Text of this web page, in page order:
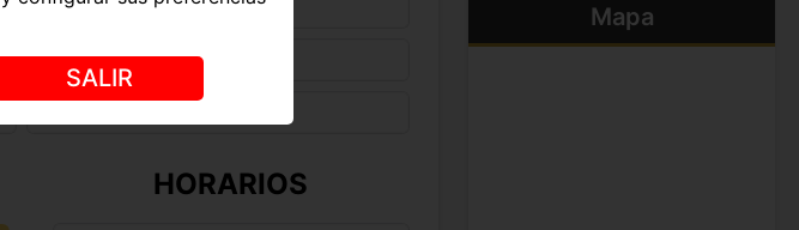
Medidas: -
Color de ojos: Marrones
HORARIOS
Mapa
SALIR